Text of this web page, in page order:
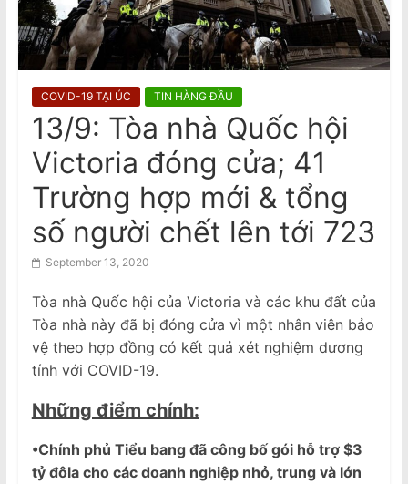
a
m
s
e
N
w
s
p
p
e
r
Chuyến thăm Úc của Tổng Bí thư
kiêm Chủ tịch Đảng Cộng Sản Việt
Nam
COVID-19 TẠI ÚC TIN HÀNG ĐẦU
13/9: Tòa nhà Quốc hội
Victoria đóng cửa; 41
Trường hợp mới & tổng
số người chết lên tới 723
September 13, 2020
Tòa nhà Quốc hội của Victoria và các khu đất của
Tòa nhà này đã bị đóng cửa vì một nhân viên bảo
vệ theo hợp đồng có kết quả xét nghiệm dương
tính với COVID-19.
Những điểm chính:
•Chính phủ Tiểu bang đã công bố gói hỗ trợ $3
tỷ đôla cho các doanh nghiệp nhỏ, trung và lớn